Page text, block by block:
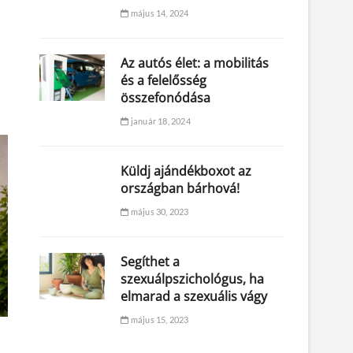
május 14, 2024
Az autós élet: a mobilitás
és a felelősség
összefonódása
január 18, 2024
Küldj ajándékboxot az
országban bárhová!
május 30, 2023
Segíthet a
szexuálpszichológus, ha
elmarad a szexuális vágy
május 15, 2023